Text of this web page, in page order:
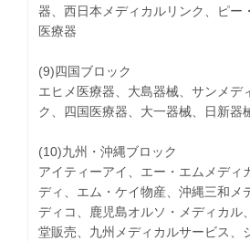
器、西日本メディカルリンク、ピー
医療器
(9)四国ブロック
エヒメ医療器、大島器械、サンメデ
ク、四国医療器、大一器械、日新器
(10)九州・沖縄ブロック
アイティーアイ、エー・エムメディ
ディ、エム・ケイ物産、沖縄三和メ
ディコ、鹿児島オルソ・メディカル
堂販売、九州メディカルサービス、